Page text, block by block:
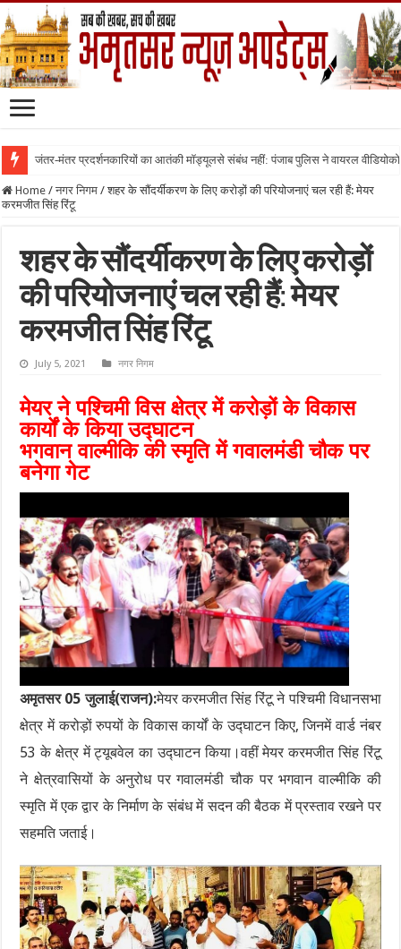
जंतर-मंतर प्रदर्शनकारियों का आतंकी मॉड्यूलसे संबंध नहीं: पंजाब पुलिस ने वायरल वीडियोको
Home / नगर निगम / शहर के सौंदर्यीकरण के लिए करोड़ों की परियोजनाएं चल रही हैं: मेयर
करमजीत सिंह रिंटू
शहर के सौंदर्यीकरण के लिए करोड़ों
की परियोजनाएं चल रही हैं: मेयर
करमजीत सिंह रिंटू
July 5, 2021 नगर निगम
मेयर ने पश्चिमी विस क्षेत्र में करोड़ों के विकास
कार्यों के किया उद्घाटन
भगवान वाल्मीकि की स्मृति में गवालमंडी चौक पर
बनेगा गेट
अमृतसर 05 जुलाई(राजन):मेयर करमजीत सिंह रिंटू ने पश्चिमी विधानसभा
क्षेत्र में करोड़ों रुपयों के विकास कार्यों के उद्घाटन किए, जिनमें वार्ड नंबर
53 के क्षेत्र में ट्यूबवेल का उद्घाटन किया।वहीं मेयर करमजीत सिंह रिंटू
ने क्षेत्रवासियों के अनुरोध पर गवालमंडी चौक पर भगवान वाल्मीकि की
स्मृति में एक द्वार के निर्माण के संबंध में सदन की बैठक में प्रस्ताव रखने पर
सहमति जताई।